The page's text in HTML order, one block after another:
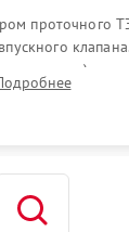
проточного
воды),